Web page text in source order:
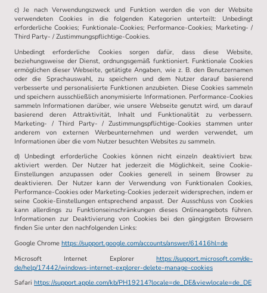
c) Je nach Verwendungszweck und Funktion werden die von der Website
verwendeten Cookies in die folgenden Kategorien unterteilt: Unbedingt
erforderliche Cookies; Funktionale-Cookies; Performance-Cookies; Marketing- /
Third Party- / Zustimmungspflichtige-Cookies.
Unbedingt erforderliche Cookies sorgen dafür, dass diese Website,
beziehungsweise der Dienst, ordnungsgemäß funktioniert. Funktionale Cookies
ermöglichen dieser Webseite, getätigte Angaben, wie z. B. den Benutzernamen
oder die Sprachauswahl, zu speichern und dem Nutzer darauf basierend
verbesserte und personalisierte Funktionen anzubieten. Diese Cookies sammeln
und speichern ausschließlich anonymisierte Informationen. Performance-Cookies
sammeln Informationen darüber, wie unsere Webseite genutzt wird, um darauf
basierend deren Attraktivität, Inhalt und Funktionalität zu verbessern.
Marketing- / Third Party- / Zustimmungspflichtige-Cookies stammen unter
anderem von externen Werbeunternehmen und werden verwendet, um
Informationen über die vom Nutzer besuchten Websites zu sammeln.
d) Unbedingt erforderliche Cookies können nicht einzeln deaktiviert bzw.
aktiviert werden. Der Nutzer hat jederzeit die Möglichkeit, seine Cookie-
Einstellungen anzupassen oder Cookies generell in seinem Browser zu
deaktivieren. Der Nutzer kann der Verwendung von Funktionalen Cookies,
Performance-Cookies oder Marketing-Cookies jederzeit widersprechen, indem er
seine Cookie-Einstellungen entsprechend anpasst. Der Ausschluss von Cookies
kann allerdings zu Funktionseinschränkungen dieses Onlineangebots führen.
Informationen zur Deaktivierung von Cookies bei den gängigsten Browsern
finden Sie unter den nachfolgenden Links:
Google Chrome https://support.google.com/accounts/answer/61416hl=de
Microsoft Internet Explorer https://support.microsoft.com/de-
de/help/17442/windows-internet-explorer-delete-manage-cookies
Safari https://support.apple.com/kb/PH19214?locale=de_DE&viewlocale=de_DE